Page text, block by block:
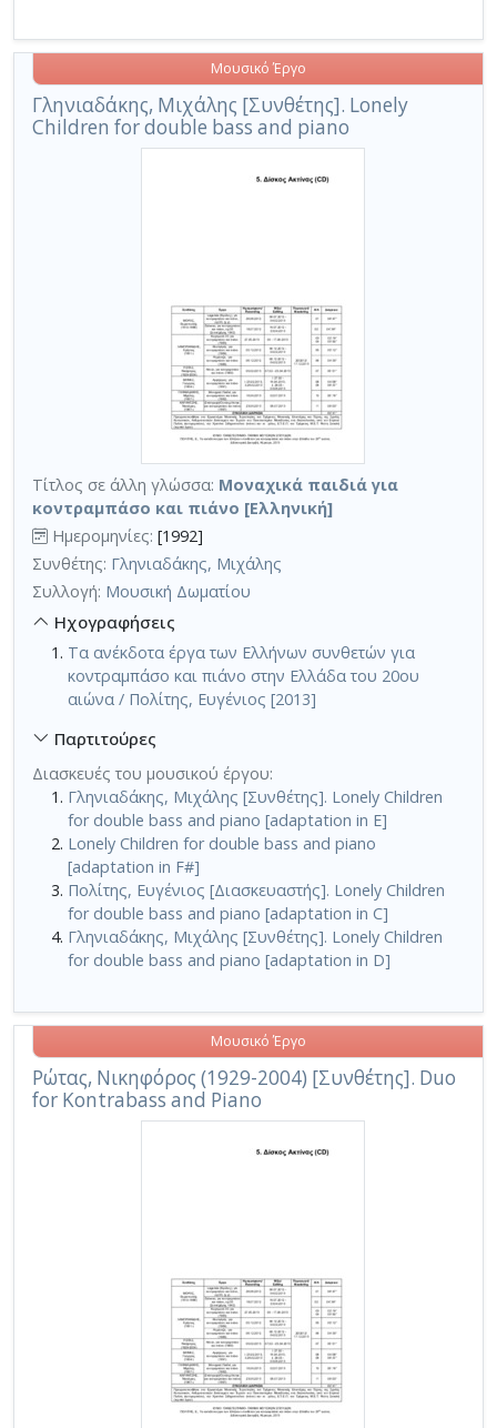
Γληνιαδάκης, Μιχάλης [Συνθέτης]. Lonely
Children for double bass and piano
Μουσικό Έργο
Τίτλος σε άλλη γλώσσα: Μοναχικά παιδιά για
κοντραμπάσο και πιάνο [Ελληνική]
Ημερομηνίες: [1992]
Συνθέτης: Γληνιαδάκης, Μιχάλης
Συλλογή: Μουσική Δωματίου
Ηχογραφήσεις
Τα ανέκδοτα έργα των Ελλήνων συνθετών για
κοντραμπάσο και πιάνο στην Ελλάδα του 20ου
αιώνα / Πολίτης, Ευγένιος [2013]
Παρτιτούρες
Διασκευές του μουσικού έργου:
Γληνιαδάκης, Μιχάλης [Συνθέτης]. Lonely Children
for double bass and piano [adaptation in E]
Lonely Children for double bass and piano
[adaptation in F#]
Πολίτης, Ευγένιος [Διασκευαστής]. Lonely Children
for double bass and piano [adaptation in C]
Γληνιαδάκης, Μιχάλης [Συνθέτης]. Lonely Children
for double bass and piano [adaptation in D]
Ρώτας, Νικηφόρος (1929-2004) [Συνθέτης]. Duo
for Kontrabass and Piano
Μουσικό Έργο